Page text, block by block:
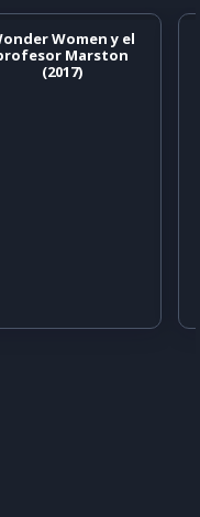
Women y el
Marston
(2017)